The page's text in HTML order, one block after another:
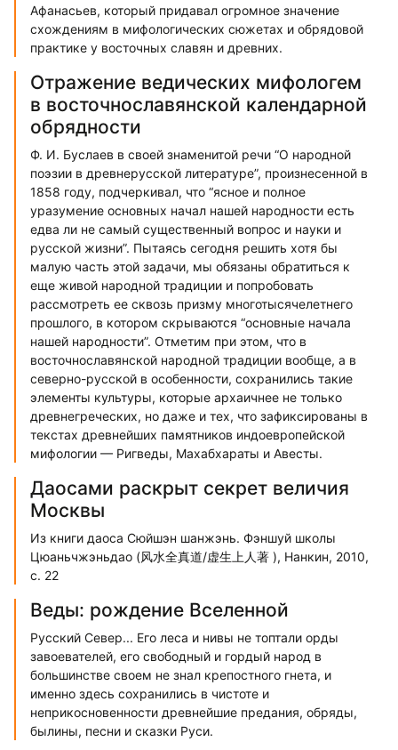
Афанасьев, который придавал огромное значение
схождениям в мифологических сюжетах и обрядовой
практике у восточных славян и древних.
Отражение ведических мифологем
в восточнославянской календарной
обрядности
Ф. И. Буслаев в своей знаменитой речи “О народной
поэзии в древнерусской литературе”, произнесенной в
1858 году, подчеркивал, что “ясное и полное
уразумение основных начал нашей народности есть
едва ли не самый существенный вопрос и науки и
русской жизни”. Пытаясь сегодня решить хотя бы
малую часть этой задачи, мы обязаны обратиться к
еще живой народной традиции и попробовать
рассмотреть ее сквозь призму многотысячелетнего
прошлого, в котором скрываются “основные начала
нашей народности”. Отметим при этом, что в
восточнославянской народной традиции вообще, а в
северно-русской в особенности, сохранились такие
элементы культуры, которые архаичнее не только
древнегреческих, но даже и тех, что зафиксированы в
текстах древнейших памятников индоевропейской
мифологии — Ригведы, Махабхараты и Авесты.
Даосами раскрыт секрет величия
Москвы
Из книги даоса Сюйшэн шанжэнь. Фэншуй школы
Цюаньчжэньдао (风水全真道/虚生上人著 ), Нанкин, 2010,
с. 22
Веды: рождение Вселенной
Русский Север... Его леса и нивы не топтали орды
завоевателей, его свободный и гордый народ в
большинстве своем не знал крепостного гнета, и
именно здесь сохранились в чистоте и
неприкосновенности древнейшие предания, обряды,
былины, песни и сказки Руси.